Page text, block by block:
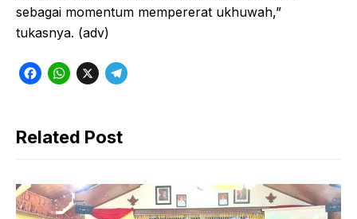
sebagai momentum mempererat ukhuwah,”
tukasnya. (adv)
F
e
o
o
W
t
A
p
X
T
e
r
a
Related Post